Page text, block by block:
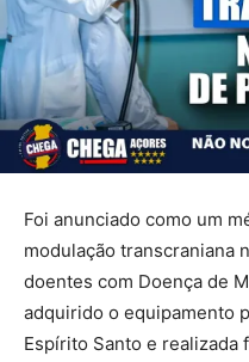
Foi anunciado como um
modulação transcraniana
doentes com Doença de
adquirido o equipamento
Espírito Santo e realizada